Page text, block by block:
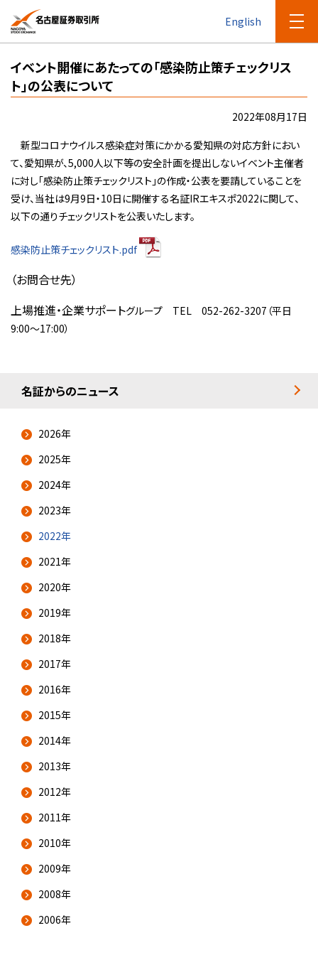
English
イベント開催にあたっての「感染防止策チェックリス
ト」の公表について
2022年08月17日
新型コロナウイルス感染症対策にかかる愛知県の対応方針におい
て、愛知県が、5,000人以下等の安全計画を提出しないイベント主催者
に対し「感染防止策チェックリスト」の作成・公表を要請していることを
受け、当社は9月9日・10日に開催する名証IRエキスポ2022に関して、
以下の通りチェックリストを公表いたします。
感染防止策チェックリスト.pdf
（お問合せ先）
上場推進・企業サポートグループ TEL 052-262-3207（平日
9:00～17:00）
名証からのニュース
2026年
2025年
2024年
2023年
2022年
2021年
2020年
2019年
2018年
2017年
2016年
2015年
2014年
2013年
2012年
2011年
2010年
2009年
2008年
2006年